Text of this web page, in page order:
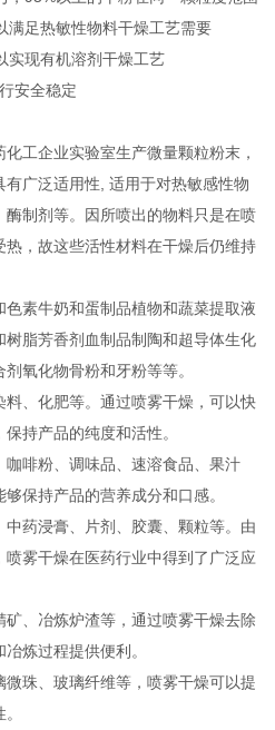
满足热敏性物料干燥工艺需要
实现有机溶剂干燥工艺
安全稳定
工企业实验室生产微量颗粒粉末，
广泛适用性, 适用于对热敏感性物
酶制剂等。因所喷出的物料只是在喷
，故这些活性材料在干燥后仍维持
素牛奶和蛋制品植物和蔬菜提取液
脂芳香剂血制品制陶和超导体生化
氧化物骨粉和牙粉等等。
、化肥等。通过喷雾干燥，可以快
持产品的纯度和活性‌。
啡粉、调味品、速溶食品、果汁
保持产品的营养成分和口感‌。
药浸膏、片剂、胶囊、颗粒等。由
雾干燥在医药行业中得到了广泛应
、冶炼炉渣等，通过喷雾干燥去除
炼过程提供便利‌。
珠、玻璃纤维等，喷雾干燥可以提